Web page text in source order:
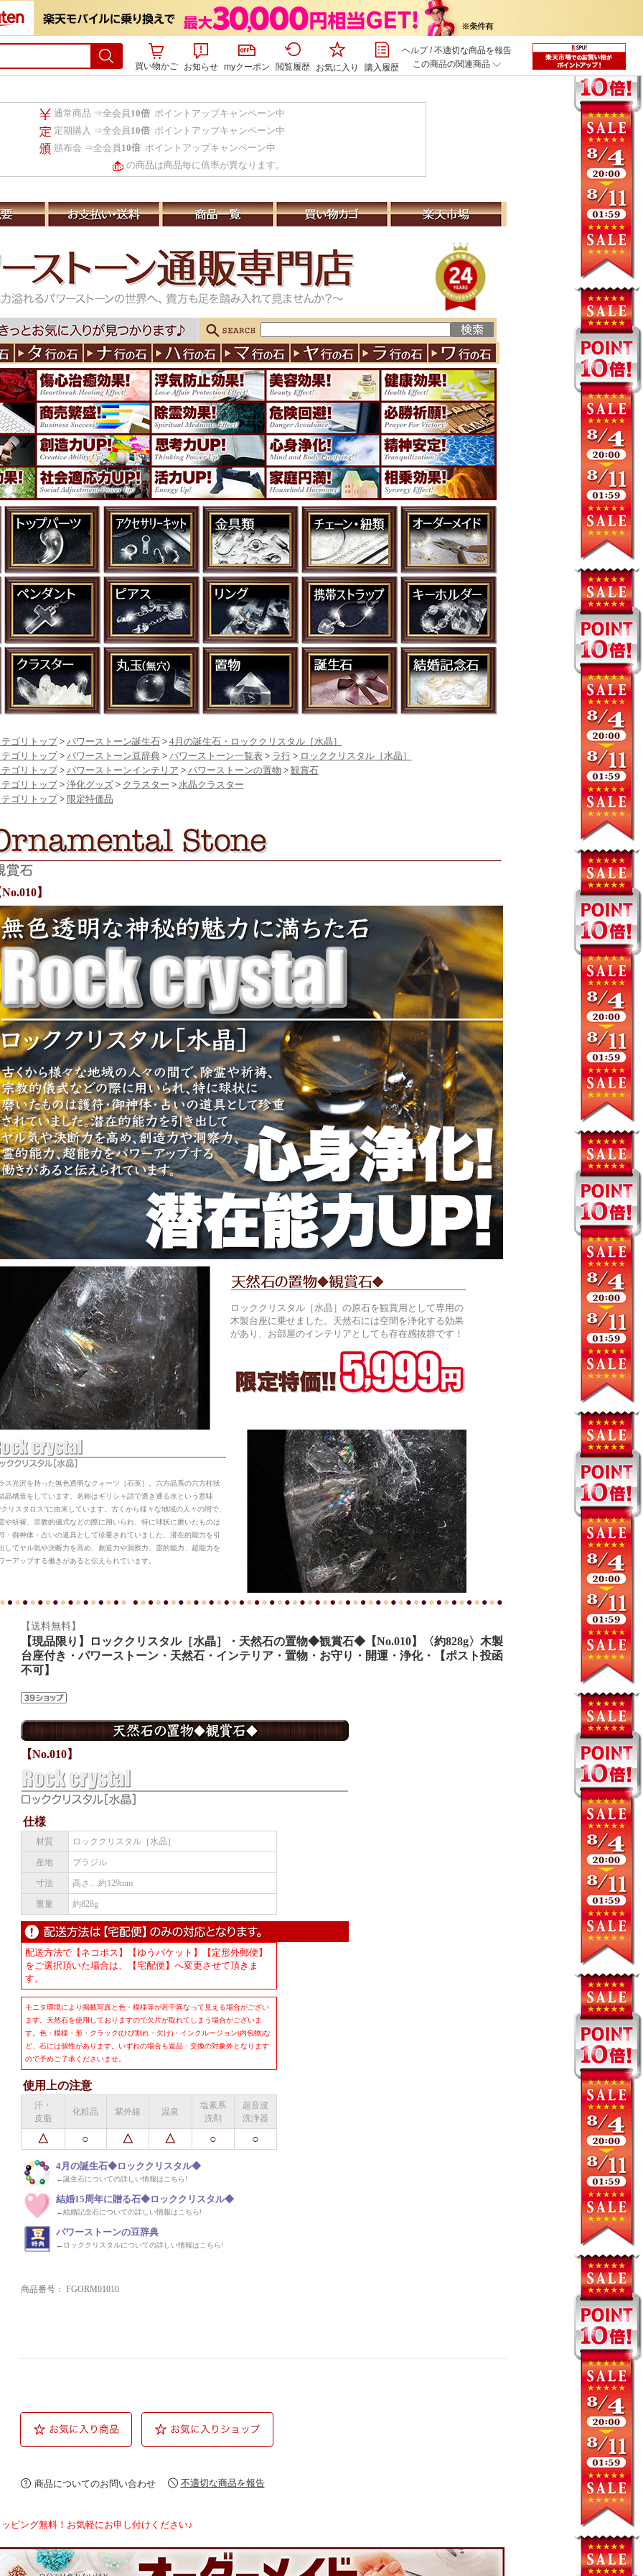
買い物かご お知らせ myクーポン 閲覧履歴 お気に入り 購入履歴
ヘルプ/不適切な商品を報告
この商品の関連商品
通常商品 ⇒全会員 10倍 ポイントアップキャンペーン中
定期購入 ⇒全会員 10倍 ポイントアップキャンペーン中
頒布会 ⇒全会員 10倍 ポイントアップキャンペーン中
の商品は商品毎に倍率が異なります。
ゴリトップ> パワーストーン誕生石 > 4月の誕生石・ロッククリスタル［水晶］
ゴリトップ> パワーストーン豆辞典> パワーストーン一覧表> ラ行> ロッククリスタル［水晶］
ゴリトップ> パワーストーンインテリア > パワーストーンの置物 > 観賞石
ゴリトップ> 浄化グッズ > クラスター > 水晶クラスター
ゴリトップ> 限定特価品
】
ロッククリスタル［水晶］の原石を観賞用として専用の
木製台座に乗せました。天然石には空間を浄化する効果
があり、お部屋のインテリアとしても存在感抜群です！
ス光沢を持った無色透明なクォーツ［石英］。六方晶系の六方柱状
晶構造をしています。名称はギリシャ語で透き通る水という意味
クリスタロス”に由来しています。古くから様々な地域の人々の間で、
や祈祷、宗教的儀式などの際に用いられ、特に球状に磨いたものは
・御神体・占いの道具として珍重されていました。潜在的能力を引
してヤル気や決断力を高め、創造力や洞察力、霊的能力、超能力を
ーアップする働きがあると伝えられています。
【送料無料】
【現品限り】ロッククリスタル［水晶］・天然石の置物◆観賞石◆【No.010】〈約828g〉木製
台座付き・パワーストーン・天然石・インテリア・置物・お守り・開運・浄化・【ポスト投函
不可】
【No.010】
仕様
材質 ロッククリスタル［水晶］
産地 ブラジル
寸法 高さ…約129mm
重量 約828g
配送方法で【ネコポス】【ゆうパケット】【定形外郵便】
をご選択頂いた場合は、【宅配便】へ変更させて頂きま
す。
モニタ環境により掲載写真と色・模様等が若干異なって見える場合がござい
ます。天然石を使用しておりますので欠片が取れてしまう場合がございま
す。色・模様・形・クラック(ひび割れ・欠け)・インクルージョン(内包物)な
ど、石には個性があります。いずれの場合も返品・交換の対象外となります
ので予めご了承くださいませ。
使用上の注意
汗・
皮脂
化粧品 紫外線 温泉
塩素系
洗剤
超音波
洗浄器
△ ○ △ △ ○ ○
4月の誕生石◆ロッククリスタル◆
←誕生石についての詳しい情報はこちら!
結婚15周年に贈る石◆ロッククリスタル◆
←結婚記念石についての詳しい情報はこちら!
パワーストーンの豆辞典
←ロッククリスタルについての詳しい情報はこちら!
商品番号： FGORM01010
商品についてのお問い合わせ 不適切な商品を報告
ピング無料！お気軽にお申し付けください♪